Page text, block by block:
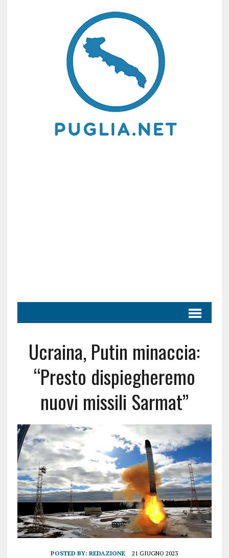
Ucraina, Putin minaccia:
“Presto dispiegheremo
nuovi missili Sarmat”
POSTED BY:REDAZIONE 21 GIUGNO 2023